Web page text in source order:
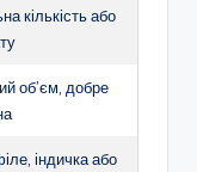
кількість або
об’єм, добре
індичка або